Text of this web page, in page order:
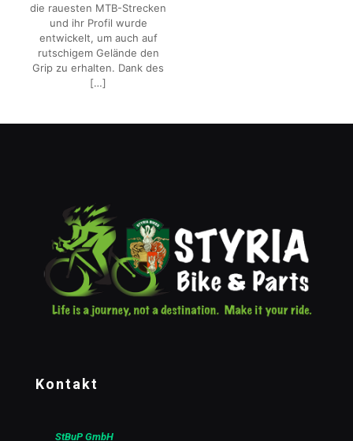
die rauesten MTB-Strecken
und ihr Profil wurde
entwickelt, um auch auf
rutschigem Gelände den
Grip zu erhalten. Dank des
[…]
Kontakt
StBuP GmbH